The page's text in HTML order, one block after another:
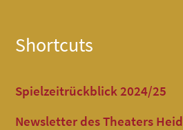
Shortcuts
Spielzeitrückblick 2024/25
Newsletter des Theaters